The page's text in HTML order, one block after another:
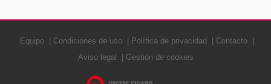
Equipo Condiciones de uso Política de privacidad
Contacto
Aviso legal
Gestión de cookies